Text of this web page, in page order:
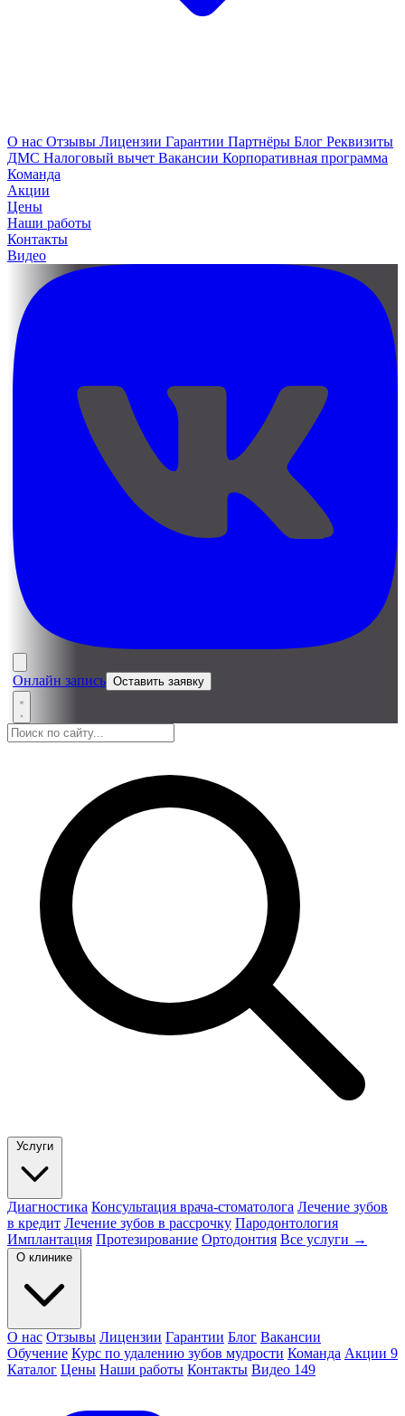
О нас Отзывы Лицензии Гарантии Партнёры Блог Реквизиты
ДМС Налоговый вычет Вакансии Корпоративная программа
Команда
Акции
Цены
Наши работы
Контакты
Видео
Онлайн запись Оставить заявку
Услуги
Диагностика Консультация врача-стоматолога Лечение зубов
в кредит Лечение зубов в рассрочку Пародонтология
Имплантация Протезирование Ортодонтия Все услуги →
О клинике
О нас Отзывы Лицензии Гарантии Блог Вакансии
Обучение Курс по удалению зубов мудрости Команда Акции 9
Каталог Цены Наши работы Контакты Видео 149